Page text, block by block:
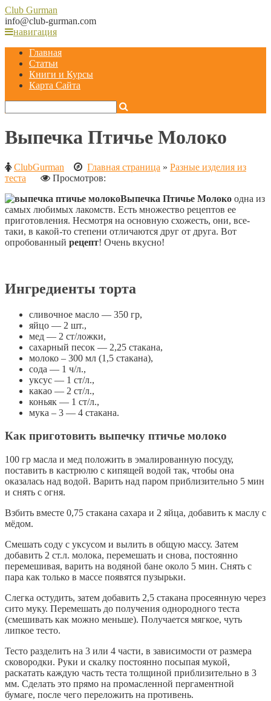
Club Gurman
info@club-gurman.com
навигация
Главная
Статьи
Книги и Курсы
Карта Сайта
Выпечка Птичье Молоко
ClubGurman Главная страница » Разные изделия из
теста
Просмотров:
Выпечка Птичье Молоко одна из
самых любимых лакомств. Есть множество рецептов ее
приготовления. Несмотря на основную схожесть, они, все-
таки, в какой-то степени отличаются друг от друга. Вот
опробованный рецепт! Очень вкусно!
Ингредиенты торта
сливочное масло — 350 гр,
яйцо — 2 шт.,
мед — 2 ст/ложки,
сахарный песок — 2,25 стакана,
молоко – 300 мл (1,5 стакана),
сода — 1 ч/л.,
уксус — 1 ст/л.,
какао — 2 ст/л.,
коньяк — 1 ст/л.,
мука – 3 — 4 стакана.
Как приготовить выпечку птичье молоко
100 гр масла и мед положить в эмалированную посуду,
поставить в кастрюлю с кипящей водой так, чтобы она
оказалась над водой. Варить над паром приблизительно 5 мин
и снять с огня.
Взбить вместе 0,75 стакана сахара и 2 яйца, добавить к маслу с
мёдом.
Смешать соду с уксусом и вылить в общую массу. Затем
добавить 2 ст.л. молока, перемешать и снова, постоянно
перемешивая, варить на водяной бане около 5 мин. Снять с
пара как только в массе появятся пузырьки.
Слегка остудить, затем добавить 2,5 стакана просеянную через
сито муку. Перемешать до получения однородного теста
(смешивать как можно меньше). Получается мягкое, чуть
липкое тесто.
Тесто разделить на 3 или 4 части, в зависимости от размера
сковородки. Руки и скалку постоянно посыпая мукой,
раскатать каждую часть теста толщиной приблизительно в 3
мм. Сделать это прямо на промасленной пергаментной
бумаге, после чего переложить на противень.